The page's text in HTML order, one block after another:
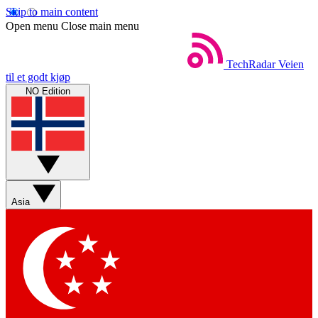
Skip to main content
Open menu Close main menu
TechRadar Veien
til et godt kjøp
NO Edition
Asia